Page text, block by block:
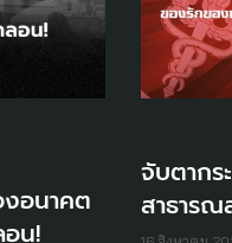
อนาคต
น!
จับตากร
สาธาร